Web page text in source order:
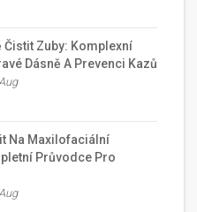
Čistit Zuby: Komplexní
Dásně A Prevenci Kazů
Na Maxilofaciální
Průvodce Pro